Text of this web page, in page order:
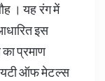
। यह रंग में
इस
प्रमाण
ऑफ मेटल्स